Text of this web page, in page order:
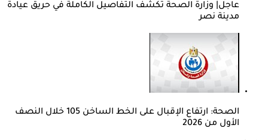
عاجل| وزارة الصحة تكشف التفاصيل الكاملة في حريق عيادة
مدينة نصر
الصحة: ارتفاع الإقبال على الخط الساخن 105 خلال النصف
الأول من 2026